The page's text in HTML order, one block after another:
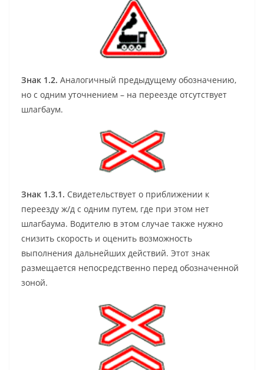
Знак 1.2. Аналогичный предыдущему обозначению,
но с одним уточнением – на переезде отсутствует
шлагбаум.
Знак 1.3.1. Свидетельствует о приближении к
переезду ж/д с одним путем, где при этом нет
шлагбаума. Водителю в этом случае также нужно
снизить скорость и оценить возможность
выполнения дальнейших действий. Этот знак
размещается непосредственно перед обозначенной
зоной.